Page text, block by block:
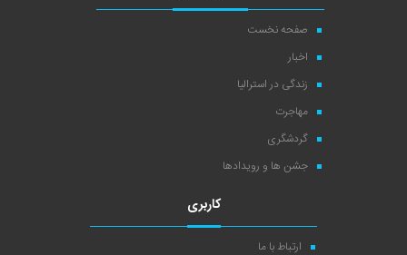
صفحه نخست
اخبار
زندگی در استرالیا
مهاجرت
گردشگری
جشن ها و رویدادها
کاربری
ارتباط با ما